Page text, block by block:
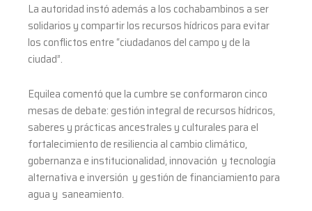
La autoridad instó además a los cochabambinos a ser
solidarios y compartir los recursos hídricos para evitar
los conflictos entre “ciudadanos del campo y de la
ciudad”.
Equilea comentó que la cumbre se conformaron cinco
mesas de debate: gestión integral de recursos hídricos,
saberes y prácticas ancestrales y culturales para el
fortalecimiento de resiliencia al cambio climático,
gobernanza e institucionalidad, innovación y tecnología
alternativa e inversión y gestión de financiamiento para
agua y saneamiento.